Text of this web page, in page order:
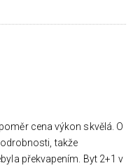
cena výkon skvělá. O
takže
překvapením. Byt 2+1 v